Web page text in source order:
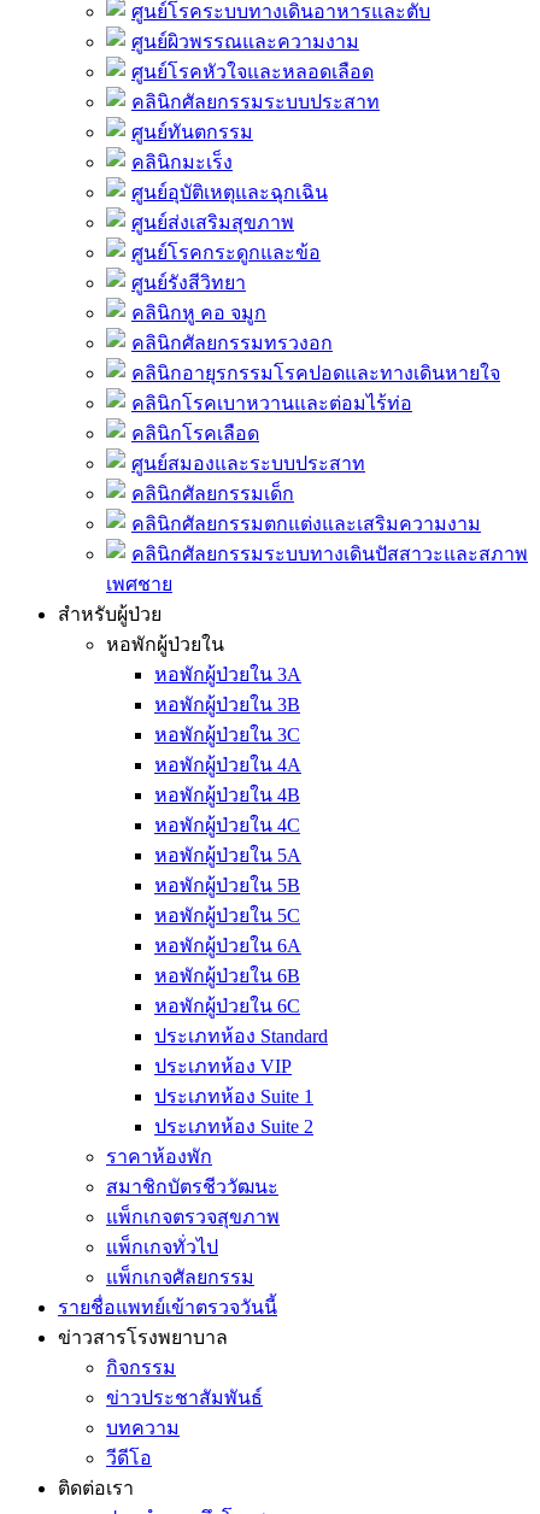
ศูนย์โรคระบบทางเดินอาหารและตับ
ศูนย์ผิวพรรณและความงาม
ศูนย์โรคหัวใจและหลอดเลือด
คลินิกศัลยกรรมระบบประสาท
ศูนย์ทันตกรรม
คลินิกมะเร็ง
ศูนย์อุบัติเหตุและฉุกเฉิน
ศูนย์ส่งเสริมสุขภาพ
ศูนย์โรคกระดูกและข้อ
ศูนย์รังสีวิทยา
คลินิกหู คอ จมูก
คลินิกศัลยกรรมทรวงอก
คลินิกอายุรกรรมโรคปอดและทางเดินหายใจ
คลินิกโรคเบาหวานและต่อมไร้ท่อ
คลินิกโรคเลือด
ศูนย์สมองและระบบประสาท
คลินิกศัลยกรรมเด็ก
คลินิกศัลยกรรมตกแต่งและเสริมความงาม
คลินิกศัลยกรรมระบบทางเดินปัสสาวะและสภาพ
เพศชาย
สำหรับผู้ป่วย
หอพักผู้ป่วยใน
หอพักผู้ป่วยใน 3A
หอพักผู้ป่วยใน 3B
หอพักผู้ป่วยใน 3C
หอพักผู้ป่วยใน 4A
หอพักผู้ป่วยใน 4B
หอพักผู้ป่วยใน 4C
หอพักผู้ป่วยใน 5A
หอพักผู้ป่วยใน 5B
หอพักผู้ป่วยใน 5C
หอพักผู้ป่วยใน 6A
หอพักผู้ป่วยใน 6B
หอพักผู้ป่วยใน 6C
ประเภทห้อง Standard
ประเภทห้อง VIP
ประเภทห้อง Suite 1
ประเภทห้อง Suite 2
ราคาห้องพัก
สมาชิกบัตรชีววัฒนะ
แพ็กเกจตรวจสุขภาพ
แพ็กเกจทั่วไป
แพ็กเกจศัลยกรรม
รายชื่อแพทย์เข้าตรวจวันนี้
ข่าวสารโรงพยาบาล
กิจกรรม
ข่าวประชาสัมพันธ์
บทความ
วีดีโอ
ติดต่อเรา